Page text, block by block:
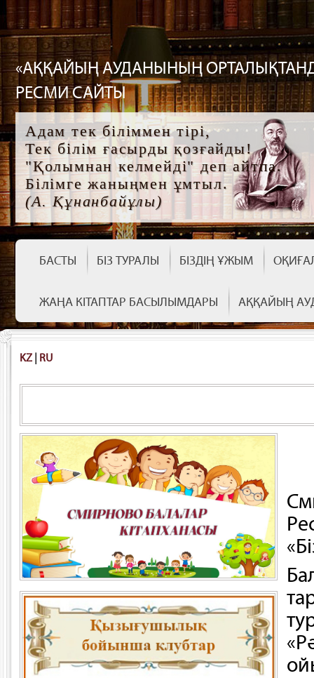
«АҚҚАЙЫҢ АУДАНЫНЫҢ
РЕСМИ САЙТЫ
Адам тек біліммен тірі,
Тек білім ғасырды қозғайды!
"Қолымнан келмейді" деп айтпа.
Білімге жаныңмен ұмтыл.
(А. Құнанбайұлы)
БАСТЫ БІЗ ТУРАЛЫ БІЗДІҢ ҰЖЫМ
ЖАҢА КІТАПТАР БАСЫЛЫМДАРЫ АҚҚАЙЫҢ
KZ RU